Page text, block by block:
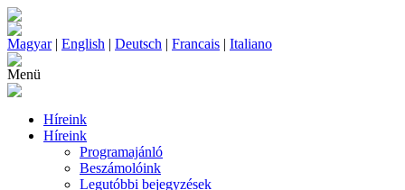
Magyar| English | Deutsch | Francais | Italiano
Menü
Híreink
Híreink
Programajánló
Beszámolóink
Legutóbbi bejegyzések